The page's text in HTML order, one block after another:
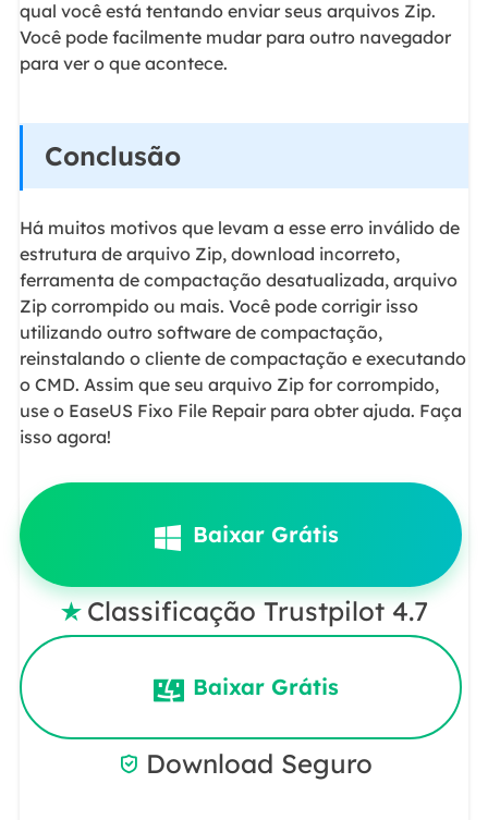
qual você está tentando enviar seus arquivos Zip.
Você pode facilmente mudar para outro navegador
para ver o que acontece.
Conclusão
Há muitos motivos que levam a esse erro inválido de
estrutura de arquivo Zip, download incorreto,
ferramenta de compactação desatualizada, arquivo
Zip corrompido ou mais. Você pode corrigir isso
utilizando outro software de compactação,
reinstalando o cliente de compactação e executando
o CMD. Assim que seu arquivo Zip for corrompido,
use o EaseUS Fixo File Repair para obter ajuda. Faça
isso agora!
Baixar Grátis
 Classificação Trustpilot 4.7
Baixar Grátis
 Download Seguro